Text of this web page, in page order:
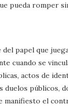
pueda romper
papel que
cuando se
actos de
públicos,
manifiesto el